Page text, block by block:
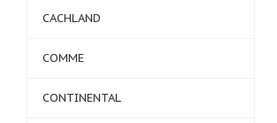
CACHLAND
COMME
CONTINENTAL